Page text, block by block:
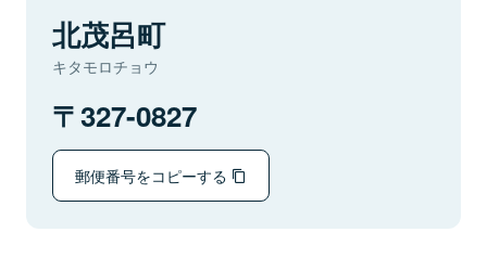
北茂呂町
キタモロチョウ
327-0827
郵便番号をコピーする